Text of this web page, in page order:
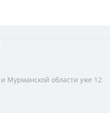
Мурманской области уже 12